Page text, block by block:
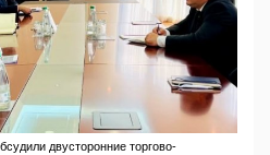
двусторонние торгово-